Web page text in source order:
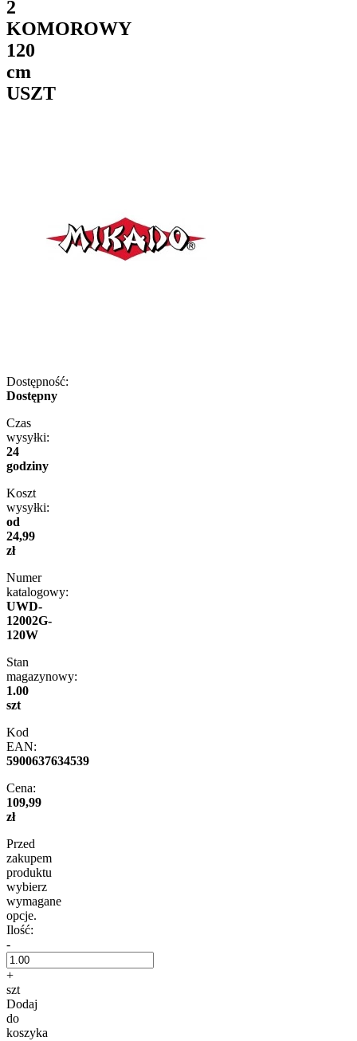
2
KOMOROWY
120
cm
USZT
Dostępność:
Dostępny
Czas
wysyłki:
24
godziny
Koszt
wysyłki:
od
24,99
zł
Numer
katalogowy:
UWD-
12002G-
120W
Stan
magazynowy:
1.00
szt
Kod
EAN:
5900637634539
Cena:
109,99
zł
Przed
zakupem
produktu
wybierz
wymagane
opcje.
Ilość:
-
+
szt
Dodaj
do
koszyka